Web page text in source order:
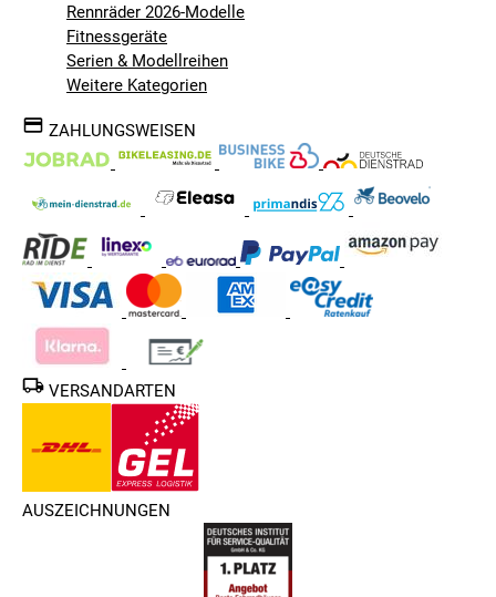
Rennräder 2026-Modelle
Fitnessgeräte
Serien & Modellreihen
Weitere Kategorien
ZAHLUNGSWEISEN
VERSANDARTEN
AUSZEICHNUNGEN